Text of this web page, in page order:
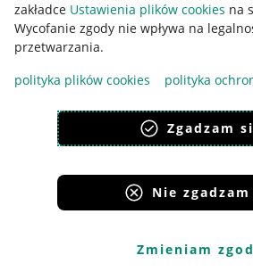
zakładce Ustawienia plików cookies na
Wycofanie zgody nie wpływa na
przetwarzania.
polityka plików cookies
polityka
Zgadzam
Nie
Zmieniam
Korzystanie z serwisu oznacza